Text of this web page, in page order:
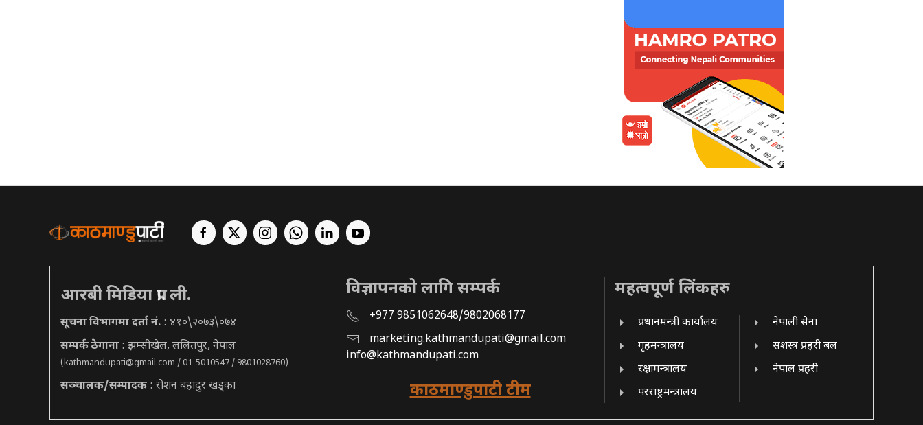
आरबी मिडिया प्रा. ली.
सूचना विभागमा दर्ता नं. : ४१०\२०७३\०७४
सम्पर्क ठेगाना : झम्सीखेल, ललितपुर, नेपाल
(kathmandupati@gmail.com / 01-5010547 / 9801028760)
सञ्चालक/सम्पादक : रोशन बहादुर खड्का
विज्ञापनको लागि सम्पर्क
+977 9851062648/9802068177
marketing.kathmandupati@gmail.com
info@kathmandupati.com
काठमाण्डुपाटी टीम
महत्वपूर्ण लिंकहरु
प्रधानमन्त्री कार्यालय
गृहमन्त्रालय
रक्षामन्त्रालय
परराष्ट्रमन्त्रालय
नेपाली सेना
सशस्त्र प्रहरी बल
नेपाल प्रहरी